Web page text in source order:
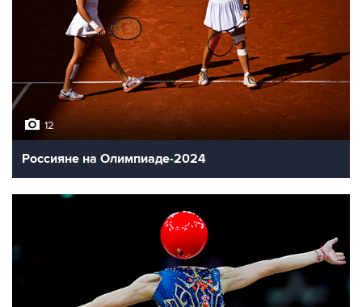
12
Россияне на Олимпиаде-2024